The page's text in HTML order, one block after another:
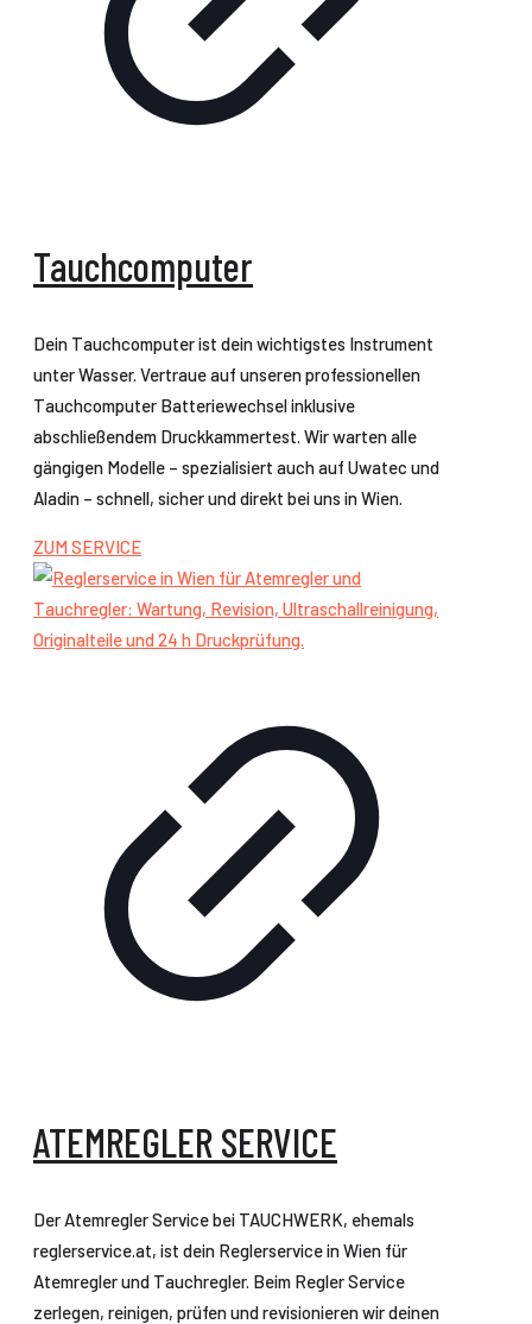
Tauchcomputer
Dein Tauchcomputer ist dein wichtigstes Instrument
unter Wasser. Vertraue auf unseren professionellen
Tauchcomputer Batteriewechsel inklusive
abschließendem Druckkammertest. Wir warten alle
gängigen Modelle – spezialisiert auch auf Uwatec und
Aladin – schnell, sicher und direkt bei uns in Wien.
ZUM SERVICE
ATEMREGLER SERVICE
Der Atemregler Service bei TAUCHWERK, ehemals
reglerservice.at, ist dein Reglerservice in Wien für
Atemregler und Tauchregler. Beim Regler Service
zerlegen, reinigen, prüfen und revisionieren wir deinen